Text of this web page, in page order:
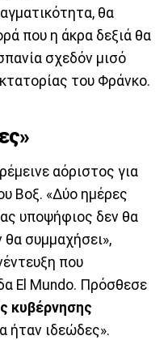
θα
που η άκρα δεξιά θα
σχεδόν μισό
του Φράνκο.
αόριστος για
Βοξ. «Δύο ημέρες
υποψήφιος δεν θα
θα συμμαχήσει»,
που
El Mundo. Πρόσθεσε
κυβέρνησης
ήταν ιδεώδες».